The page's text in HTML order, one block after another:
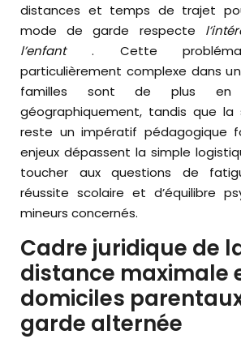
distances et temps de trajet
mode de garde respecte
l’enfant . Cette
particulièrement complexe dans
familles sont de plus en
géographiquement, tandis que la
reste un impératif pédagogique
enjeux dépassent la simple
toucher aux questions de
réussite scolaire et d’équilibre
mineurs concernés.
Cadre juridique de
distance maximale
domiciles
garde alternée